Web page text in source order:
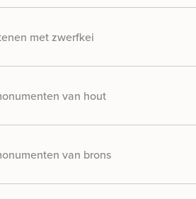
met zwerfkei
van hout
van brons